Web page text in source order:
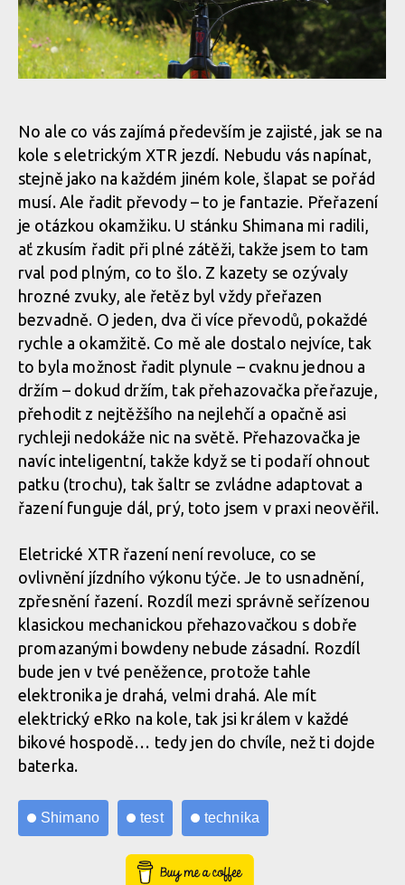
Test: Shimano XTR Di2 - vyzkoušel jsem elektrický eRko
Test: Shimano XTR Di2 - vyzkoušel jsem elektrický eRko
Test: Shimano XTR Di2 - vyzkoušel jsem elektrický eRko
Test: Shimano XTR Di2 - vyzkoušel jsem elektrický eRko
No ale co vás zajímá především je zajisté, jak se na
kole s eletrickým XTR jezdí. Nebudu vás napínat,
stejně jako na každém jiném kole, šlapat se pořád
musí. Ale řadit převody – to je fantazie. Přeřazení
je otázkou okamžiku. U stánku Shimana mi radili,
ať zkusím řadit při plné zátěži, takže jsem to tam
rval pod plným, co to šlo. Z kazety se ozývaly
hrozné zvuky, ale řetěz byl vždy přeřazen
bezvadně. O jeden, dva či více převodů, pokaždé
rychle a okamžitě. Co mě ale dostalo nejvíce, tak
to byla možnost řadit plynule – cvaknu jednou a
držím – dokud držím, tak přehazovačka přeřazuje,
přehodit z nejtěžšího na nejlehčí a opačně asi
rychleji nedokáže nic na světě. Přehazovačka je
navíc inteligentní, takže když se ti podaří ohnout
patku (trochu), tak šaltr se zvládne adaptovat a
řazení funguje dál, prý, toto jsem v praxi neověřil.
Eletrické XTR řazení není revoluce, co se
ovlivnění jízdního výkonu týče. Je to usnadnění,
zpřesnění řazení. Rozdíl mezi správně seřízenou
klasickou mechanickou přehazovačkou s dobře
promazanými bowdeny nebude zásadní. Rozdíl
bude jen v tvé peněžence, protože tahle
elektronika je drahá, velmi drahá. Ale mít
elektrický eRko na kole, tak jsi králem v každé
bikové hospodě… tedy jen do chvíle, než ti dojde
baterka.
Shimano test technika
Buy Me a Coffee